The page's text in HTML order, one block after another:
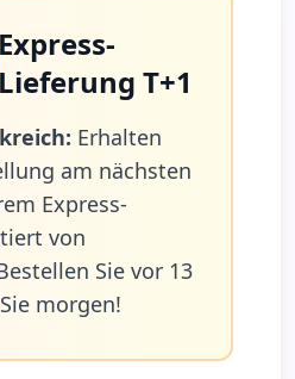
Express-
T+1
Erhalten
am nächsten
Express-
von
Sie vor 13
morgen!